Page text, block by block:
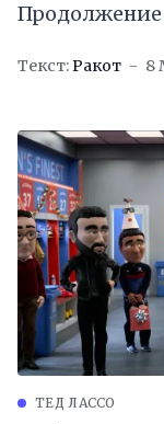
Продолжение
Текст:Ракот 8
ТЕД ЛАССО